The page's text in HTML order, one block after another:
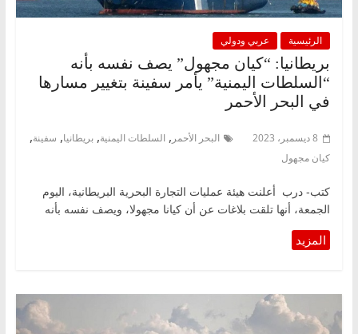
الرئيسية عربي ودولي
بريطانيا: “كيان مجهول” يصف نفسه بأنه
“السلطات اليمنية” يأمر سفينة بتغيير مسارها
في البحر الأحمر
8 ديسمبر، 2023 البحر الأحمر , السلطات اليمنية, بريطانيا, سفينة,
كيان مجهول
كتب- درب أعلنت هيئة عمليات التجارة البحرية البريطانية، اليوم
الجمعة، أنها تلقت بلاغات عن أن كيانا مجهولا، ويصف نفسه بأنه